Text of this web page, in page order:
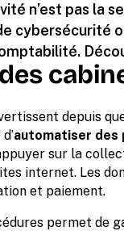
n’est pas la
cybersécurité
depuis
automatiser des
sur la
internet. Les
et paiement.
permet de